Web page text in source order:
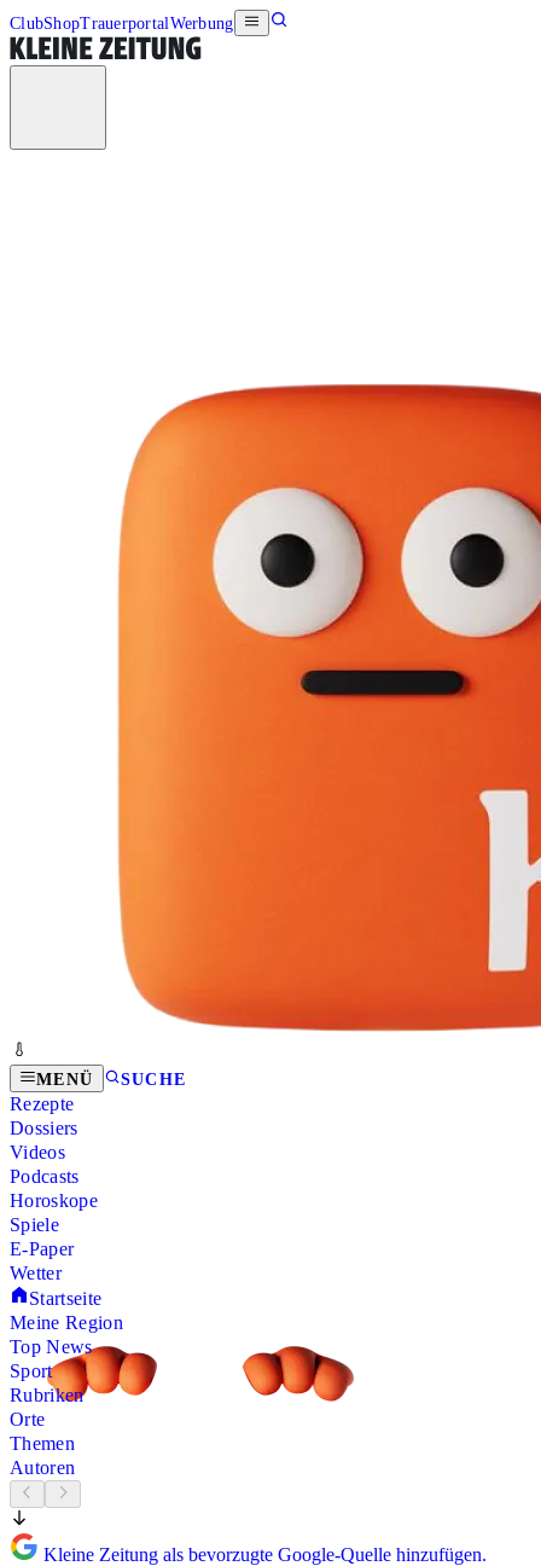
ClubShopTrauerportalWerbung
MENÜ SUCHE
Rezepte
Dossiers
Videos
Podcasts
Horoskope
Spiele
E-Paper
Wetter
Startseite
Meine Region
Top News
Sport
Rubriken
Orte
Themen
Autoren
Kleine Zeitung als bevorzugte Google-Quelle hinzufügen.